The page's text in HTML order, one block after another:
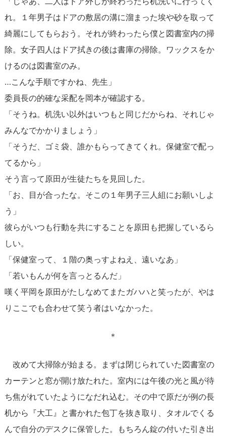
れ。１年男子はドアの敷居の溝に溜まった埃や砂を取って
綺麗にしてもらおう。それが終わったら僕と図書室内の掃
除。女子四人はドア拭きの後は書庫の掃除。ワックスをか
けるのは図書室のみ。
…こんな手順ですかね、先生」
委員長の的確な采配を岡本が確認する。
「そうね。机洗い以外はいつもと同じだからね、それじゃ
みんなでかかりましょう」
「そうだ、ゴミ袋、誰かもらってきてくれ。保健室で配っ
てるから」
そう言って原田が生徒たちを見回した。
「お、目が合ったな。そこの１年男子三人組にお願いしよ
う」
彼らがいつも行動を共にすることを原田も把握しているら
しい。
「保健室って、１階の奥っすよねえ、遠いなあ」
「若いもんが何を言っとるんだ」
嘆く平岡を原田がたしなめてまたガハハと笑ったが、やは
りここでも合わせて笑う者はいなかった。
＊
改めて大掃除が始まる。まずは閉じられていた図書室の
カーテンと窓が開け放たれた。室内には午後の光と風が待
ち焦がれていたようになだれ込む。その中で原だが例の長
机から『大工』と書かれた包丁を抜き取り、タオルでくる
んで自分のデスクに保管した。もちろん錠の付いた引き出